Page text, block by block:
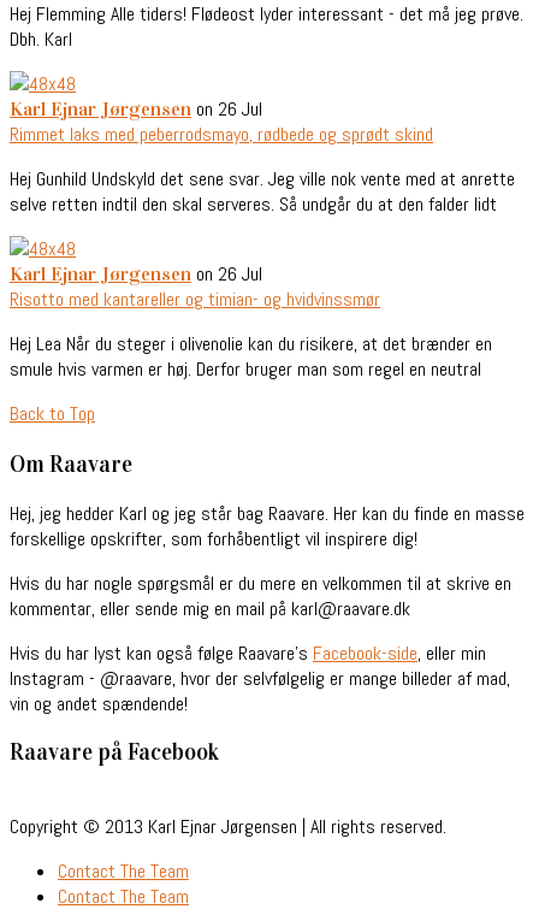
Hej Flemming Alle tiders! Flødeost lyder interessant - det må jeg prøve.
Dbh. Karl
Karl Ejnar Jørgensen on 26 Jul
Rimmet laks med peberrodsmayo, rødbede og sprødt skind
Hej Gunhild Undskyld det sene svar. Jeg ville nok vente med at anrette
selve retten indtil den skal serveres. Så undgår du at den falder lidt
Karl Ejnar Jørgensen on 26 Jul
Risotto med kantareller og timian- og hvidvinssmør
Hej Lea Når du steger i olivenolie kan du risikere, at det brænder en
smule hvis varmen er høj. Derfor bruger man som regel en neutral
Back to Top
Om Raavare
Hej, jeg hedder Karl og jeg står bag Raavare. Her kan du finde en masse
forskellige opskrifter, som forhåbentligt vil inspirere dig!
Hvis du har nogle spørgsmål er du mere en velkommen til at skrive en
kommentar, eller sende mig en mail på karl@raavare.dk
Hvis du har lyst kan også følge Raavare’s Facebook-side, eller min
Instagram - @raavare, hvor der selvfølgelig er mange billeder af mad,
vin og andet spændende!
Raavare på Facebook
Copyright © 2013 Karl Ejnar Jørgensen | All rights reserved.
Contact The Team
Contact The Team